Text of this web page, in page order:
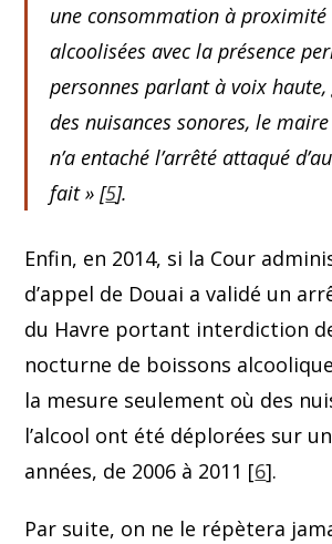
une consommation à proximité
alcoolisées avec la présence
personnes parlant à voix
des nuisances sonores, le
n’a entaché l’arrêté attaqué
fait» [5].
Enfin, en 2014, si la Cour
d’appel de Douai a validé un
du Havre portant interdiction
nocturne de boissons
la mesure seulement où des
l’alcool ont été déplorées sur
années, de 2006 à 2011 [6].
Par suite, on ne le répètera